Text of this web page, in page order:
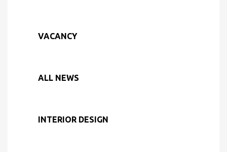
VACANCY
ALL NEWS
INTERIOR DESIGN